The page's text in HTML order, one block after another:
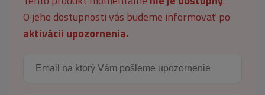
O jeho dostupnosti vás budeme informovať po
aktivácii upozornenia.